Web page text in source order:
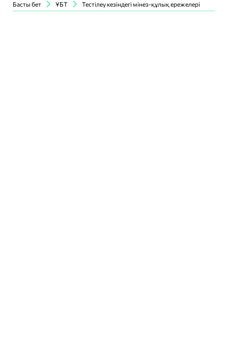
Басты бет ҰБТ Тестілеу кезіндегі мінез-құлық ережелері